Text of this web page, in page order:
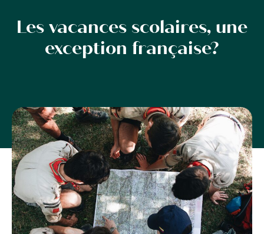
+
Les vacances scolaires, une
exception française?